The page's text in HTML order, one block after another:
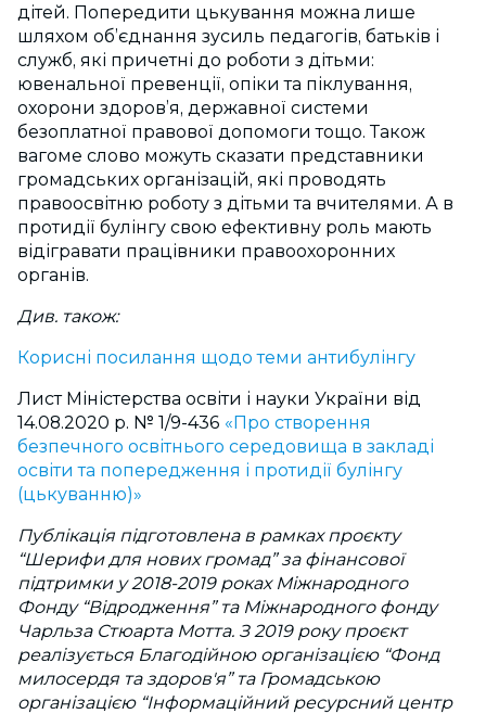
дітей. Попередити цькування можна лише
шляхом об’єднання зусиль педагогів, батьків і
служб, які причетні до роботи з дітьми:
ювенальної превенції, опіки та піклування,
охорони здоров’я, державної системи
безоплатної правової допомоги тощо. Також
вагоме слово можуть сказати представники
громадських організацій, які проводять
правоосвітню роботу з дітьми та вчителями. А в
протидії булінгу свою ефективну роль мають
відігравати працівники правоохоронних
органів.
Див. також:
Корисні посилання щодо теми антибулінгу
Лист Міністерства освіти і науки України від
14.08.2020 р. № 1/9-436 «Про створення
безпечного освітнього середовища в закладі
освіти та попередження і протидії булінгу
(цькуванню)»
Публікація підготовлена в рамках проєкту
“Шерифи для нових громад” за фінансової
підтримки у 2018-2019 роках Міжнародного
Фонду “Відродження” та Міжнародного фонду
Чарльза Стюарта Мотта. З 2019 року проєкт
реалізується Благодійною організацією “Фонд
милосердя та здоров'я” та Громадською
організацією “Інформаційний ресурсний центр